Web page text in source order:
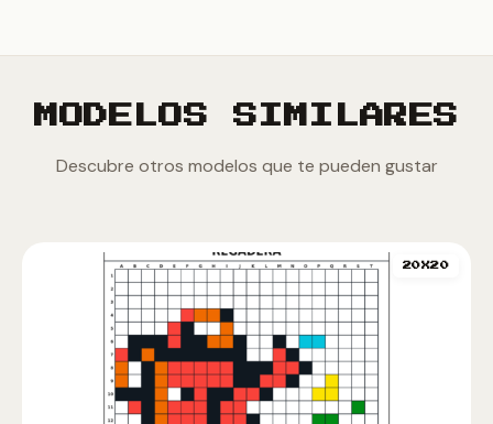
MODELOS SIMILARES
Descubre otros modelos que te pueden gustar
20X20